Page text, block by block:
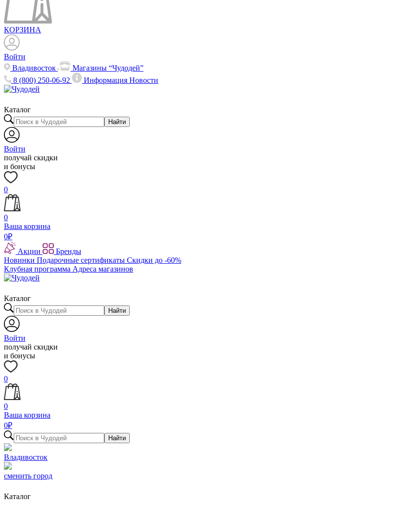
КОРЗИНА
Войти
Владивосток
Магазины “Чудодей”
8 (800) 250-06-92
ИнформацияНовости
Каталог
Найти
Войти
получай скидки
и бонусы
0
0
Ваша корзина
0₽
Акции
Бренды
Новинки Подарочные сертификаты Скидки до -60%
Клубная программа Адреса магазинов
Каталог
Найти
Войти
получай скидки
и бонусы
0
0
Ваша корзина
0₽
Найти
Владивосток
сменить город
Каталог